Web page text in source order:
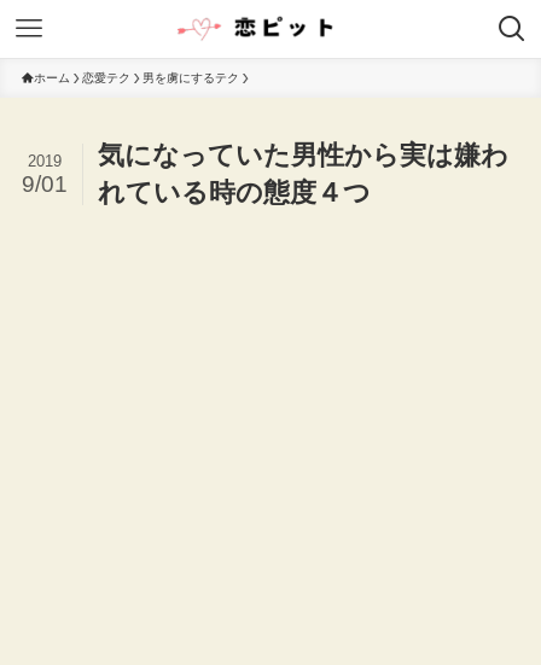
ホーム 恋愛テク 男を虜にするテク
気になっていた男性から実は嫌わ
れている時の態度４つ
2019
9/01